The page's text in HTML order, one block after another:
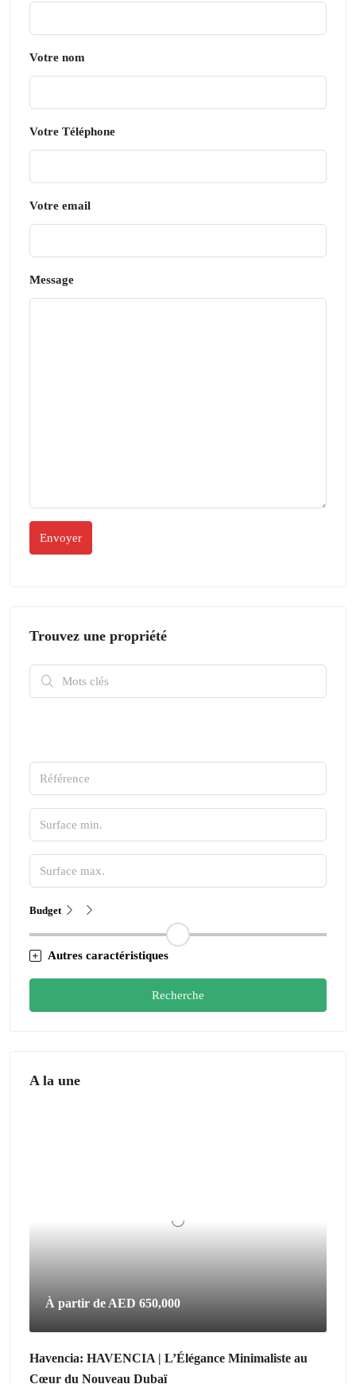
Votre nom
Votre Téléphone
Votre email
Message
Trouvez une propriété
Budget
Autres caractéristiques
Recherche
A la une
À partir de AED 650,000
Havencia: HAVENCIA | L’Élégance Minimaliste au
Cœur du Nouveau Dubaï